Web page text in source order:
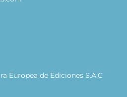
Europea de Ediciones S.A.C